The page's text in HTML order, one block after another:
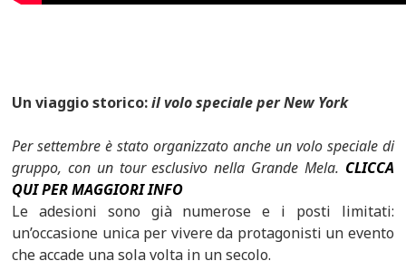
Un viaggio storico:il volo speciale per New York
Per settembre è stato organizzato anche un volo speciale di
gruppo, con un tour esclusivo nella Grande Mela. CLICCA
QUI PER MAGGIORI INFO
Le adesioni sono già numerose e i posti limitati:
un’occasione unica per vivere da protagonisti un evento
che accade una sola volta in un secolo.